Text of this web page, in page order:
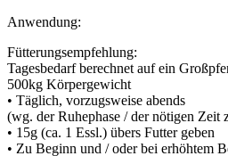
Anwendung:
Fütterungsempfehlung:
Tagesbedarf berechnet auf ein
500kg Körpergewicht
• Täglich, vorzugsweise abends
(wg. der Ruhephase / der nötigen Zeit
• 15g (ca. 1 Essl.) übers Futter geben
• Zu Beginn und / oder bei erhöhtem